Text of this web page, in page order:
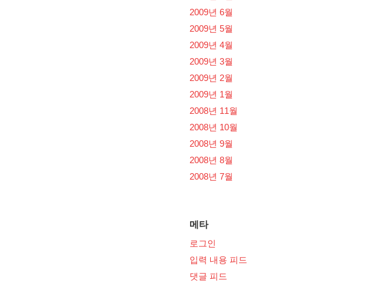
2009년 6월
2009년 5월
2009년 4월
2009년 3월
2009년 2월
2009년 1월
2008년 11월
2008년 10월
2008년 9월
2008년 8월
2008년 7월
메타
로그인
입력 내용 피드
댓글 피드